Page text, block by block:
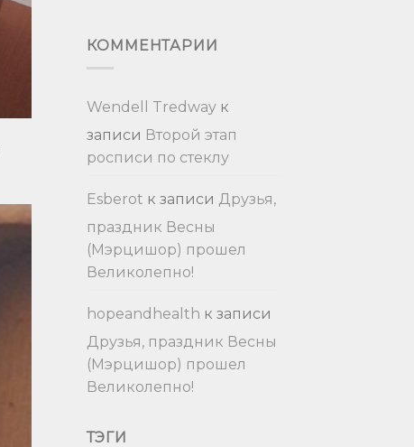
КОММЕНТАРИИ
Wendell Tredwayк
записи Второй этап
росписи по стеклу
Esberot к записи Друзья,
праздник Весны
(Мэрцишор) прошел
Великолепно!
hopeandhealth к записи
Друзья, праздник Весны
(Мэрцишор) прошел
Великолепно!
ТЭГИ